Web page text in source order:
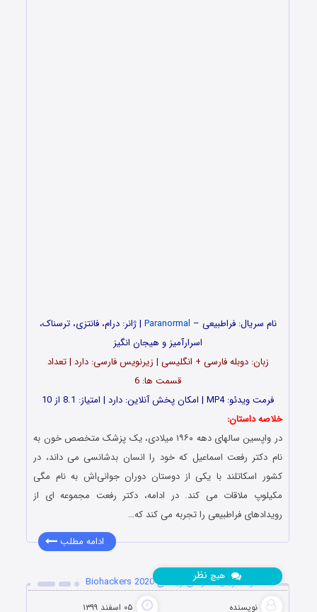
نام سریال: فراطبیعی – Paranormal | ژانر: درام، فانتزی، ترسناک،
اسرارآمیز و هیجان انگیز
زبان: دوبله فارسی + انگلیسی | زیرنویس فارسی: دارد | تعداد
قسمت ها: 6
فرمت ویدئو: MP4 | امکان پخش آنلاین: دارد | امتیاز: 8.1 از 10
خلاصه داستان:
در واپسین سالهای دهه ۱۹۶۰ میلادی، یک پزشک متخصص خون به
نام دکتر رفعت اسماعیل که خود را انسان بدشانسی می داند، در
کشور اسکاتلند با یکی از دوستان دوران جوانی‌اش به نام مگی
مکیلوپ ملاقات می کند. در ادامه، دکتر رفعت مجموعه ای از
رویدادهای فراطبیعی را تجربه می کند که…
ادامه مطلب
دانلود سریال هکرهای زیستی Biohackers 2020
نویسنده ۰۵ اسفند ۱۳۹۹
هیچ نظر